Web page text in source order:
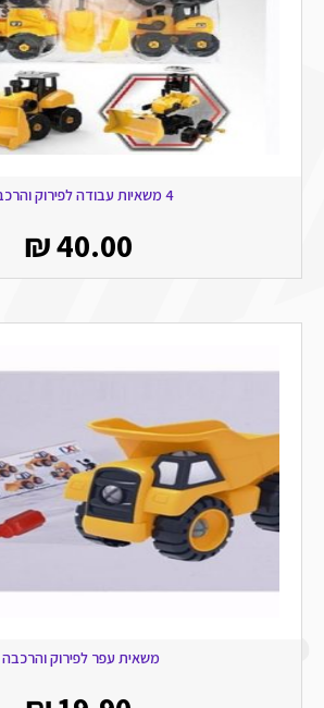
4 משאיות עבודה לפירוק והרכבה
₪40.00
משאית עפר לפירוק והרכבה